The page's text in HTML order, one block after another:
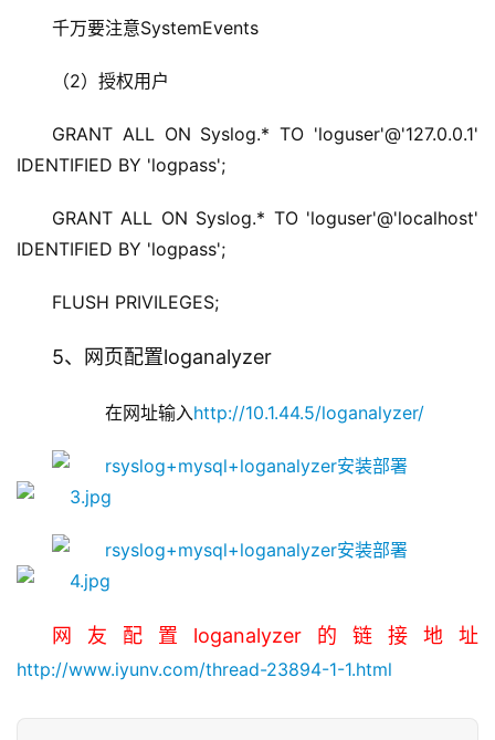
千万要注意SystemEvents
（2）授权用户
GRANT ALL ON Syslog.* TO 'loguser'@'127.0.0.1'
IDENTIFIED BY 'logpass';
GRANT ALL ON Syslog.* TO 'loguser'@'localhost'
IDENTIFIED BY 'logpass';
FLUSH PRIVILEGES;
5、网页配置loganalyzer
在网址输入http://10.1.44.5/loganalyzer/
网友配置loganalyzer的链接地址
http://www.iyunv.com/thread-23894-1-1.html